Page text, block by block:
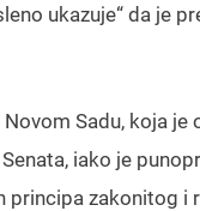
ukazuje“ da je
Sadu, koja
iako je
zakonitog i